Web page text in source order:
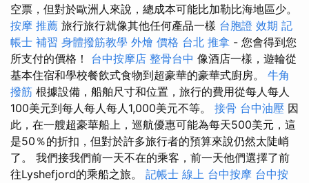
空票，但對於歐洲人來說，總成本可能比加勒比海地區少。
按摩 推薦 旅行旅行就像其他任何產品一樣 台胞證 效期 記
帳士 補習 身體撥筋教學 外燴 價格 台北 推拿 - 您會得到您
所支付的價格！ 台中按摩店 整骨台中 像酒店一樣，遊輪從
基本住宿和學校餐飲式食物到超豪華的豪華式廚房。 牛角
撥筋 根據設備，船舶尺寸和位置，旅行的費用從每人每人
100美元到每人每人每人1,000美元不等。 接骨 台中油壓 因
此，在一艘超豪華船上，巡航優惠可能為每天500美元，這
是50％的折扣，但對於許多旅行者的預算來說仍然太陡峭
了。 我們接我們前一天不在的乘客，前一天他們選擇了前
往Lyshefjord的乘船之旅。 記帳士 線上 台中按摩 台中按